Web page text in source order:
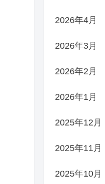
2026年4月
2026年3月
2026年2月
2026年1月
2025年12月
2025年11月
2025年10月